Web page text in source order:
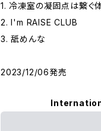
1. 冷凍室の凝固点は繋ぐ
2. I'm RAISE CLUB
3. 舐めんな
2023/12/06発売